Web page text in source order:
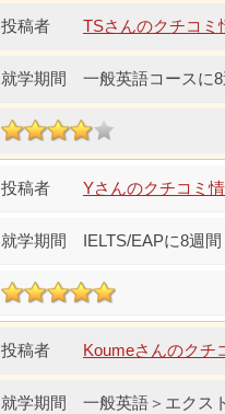
TSさんのクチコミ
一般英語コースに
Yさんのクチコミ
IELTS/EAPに8週間
Koumeさんのクチ
一般英語＞エクス